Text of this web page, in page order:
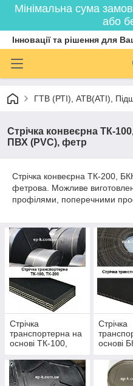
Мінімальна сума
або
Інновації та рішення для
ГТВ (РТI), АТВ(АТI),
Стрічка конвеєрна ТК-
ПВХ (PVC), фетр
Стрічка конвеєрна ТК-200,
фетрова. Можливе
профілями, поперечними
Стрічка
транспортерна на
основі ТК-100,
Стрічка
основі